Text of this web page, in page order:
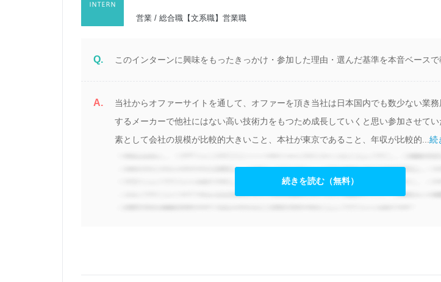
営業 / 総合職【文系職】営業職
Q. このインターンに興味をもったきっかけ・参加した理由・選んだ基準を本音ベースで
A.
当社からオファーサイトを通して、オファーを頂き当社は日本国内でも数少ない業
するメーカーで他社にはない高い技術力をもつため成長していくと思い参加させて
素として会社の規模が比較的大きいこと、本社が東京であること、年収が比較的... 続
続きを読む（無料）